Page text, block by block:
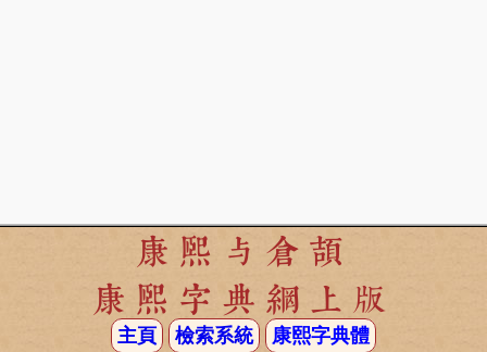
康熙与倉頡
康熙字典網上版
主頁 檢索系統 康熙字典體